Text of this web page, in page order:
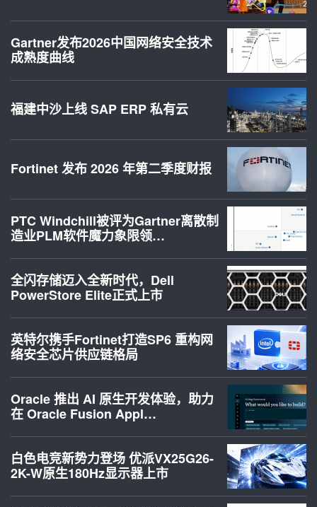
Gartner发布2026中国网络安全技术
成熟度曲线
福建中沙上线 SAP ERP 私有云
Fortinet 发布 2026 年第二季度财报
PTC Windchill被评为Gartner离散制
造业PLM软件魔力象限领…
全闪存储迈入全新时代，Dell
PowerStore Elite正式上市
英特尔携手Fortinet打造SP6 重构网
络安全芯片供应链格局
Oracle 推出 AI 原生开发体验，助力
在 Oracle Fusion Appl…
白色电竞新势力登场 优派VX25G26-
2K-W原生180Hz显示器上市